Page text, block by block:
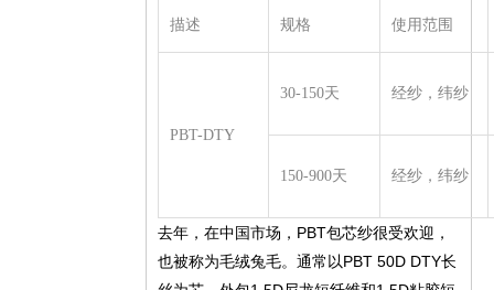
描述 规格 使用范围
PBT-DTY
30-150天 经纱，纬纱
150-900天 经纱，纬纱
去年，在中国市场，PBT包芯纱很受欢迎，
也被称为毛绒兔毛。通常以PBT 50D DTY长